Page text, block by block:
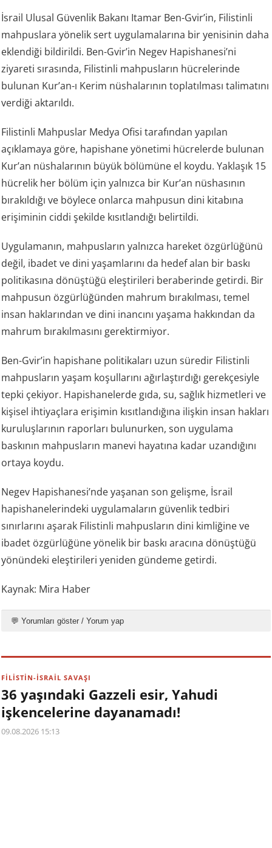
İsrail Ulusal Güvenlik Bakanı Itamar Ben-Gvir’in, Filistinli
mahpuslara yönelik sert uygulamalarına bir yenisinin daha
eklendiği bildirildi. Ben-Gvir’in Negev Hapishanesi’ni
ziyareti sırasında, Filistinli mahpusların hücrelerinde
bulunan Kur’an-ı Kerim nüshalarının toplatılması talimatını
verdiği aktarıldı.
Filistinli Mahpuslar Medya Ofisi tarafından yapılan
açıklamaya göre, hapishane yönetimi hücrelerde bulunan
Kur’an nüshalarının büyük bölümüne el koydu. Yaklaşık 15
hücrelik her bölüm için yalnızca bir Kur’an nüshasının
bırakıldığı ve böylece onlarca mahpusun dini kitabına
erişiminin ciddi şekilde kısıtlandığı belirtildi.
Uygulamanın, mahpusların yalnızca hareket özgürlüğünü
değil, ibadet ve dini yaşamlarını da hedef alan bir baskı
politikasına dönüştüğü eleştirileri beraberinde getirdi. Bir
mahpusun özgürlüğünden mahrum bırakılması, temel
insan haklarından ve dini inancını yaşama hakkından da
mahrum bırakılmasını gerektirmiyor.
Ben-Gvir’in hapishane politikaları uzun süredir Filistinli
mahpusların yaşam koşullarını ağırlaştırdığı gerekçesiyle
tepki çekiyor. Hapishanelerde gıda, su, sağlık hizmetleri ve
kişisel ihtiyaçlara erişimin kısıtlandığına ilişkin insan hakları
kuruluşlarının raporları bulunurken, son uygulama
baskının mahpusların manevi hayatına kadar uzandığını
ortaya koydu.
Negev Hapishanesi’nde yaşanan son gelişme, İsrail
hapishanelerindeki uygulamaların güvenlik tedbiri
sınırlarını aşarak Filistinli mahpusların dini kimliğine ve
ibadet özgürlüğüne yönelik bir baskı aracına dönüştüğü
yönündeki eleştirileri yeniden gündeme getirdi.
Kaynak: Mira Haber
💬 Yorumları göster / Yorum yap
FİLİSTİN-İSRAİL SAVAŞI
36 yaşındaki Gazzeli esir, Yahudi
işkencelerine dayanamadı!
09.08.2026 15:13